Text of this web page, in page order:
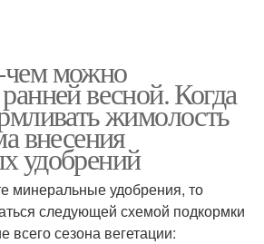
можно
весной. Когда
жимолость
внесения
удобрений
минеральные удобрения, то
следующей схемой подкормки
всего сезона вегетации: